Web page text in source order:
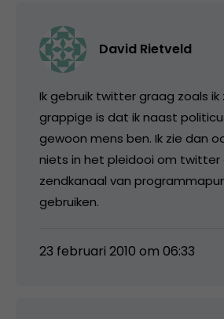
David Rietveld
Ik gebruik twitter graag zoals ik
grappige is dat ik naast
gewoon mens ben. Ik zie dan
niets in het pleidooi om twitter
zendkanaal van
gebruiken.
23 februari 2010 om 06:33